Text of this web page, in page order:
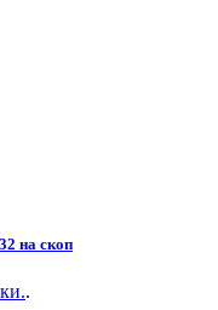
на скоп
.